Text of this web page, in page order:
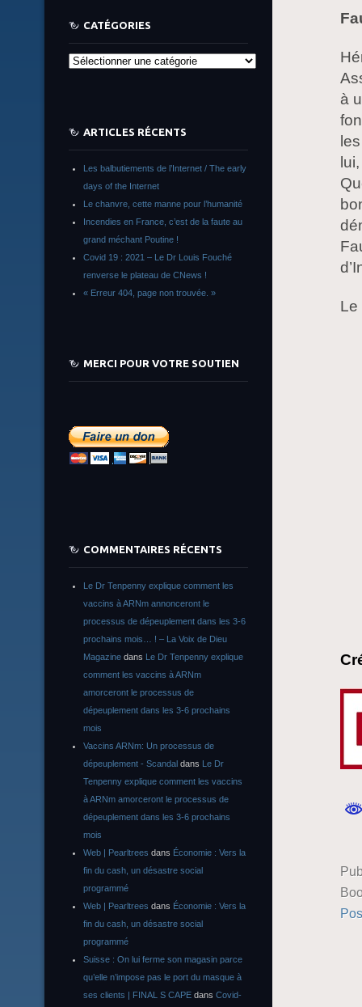
à
Le
CATÉGORIES
Catégories
ARTICLES RÉCENTS
Les balbutiements de l’Internet / The early
days of the Internet
Le chanvre, cette manne pour l’humanité
Incendies en France, c’est de la faute au
grand méchant Poutine !
Covid 19 : 2021 – Le Dr Louis Fouché
renverse le plateau de CNews !
« Erreur 404, page non trouvée. »
MERCI POUR VOTRE SOUTIEN
COMMENTAIRES RÉCENTS
Le Dr Tenpenny explique comment les
vaccins à ARNm annonceront le
processus de dépeuplement dans les 3-6
prochains mois… ! – La Voix de Dieu
Magazine dans Le Dr Tenpenny explique
comment les vaccins à ARNm
amorceront le processus de
dépeuplement dans les 3-6 prochains
mois
Vaccins ARNm: Un processus de
dépeuplement - Scandal dans Le Dr
Tenpenny explique comment les vaccins
à ARNm amorceront le processus de
dépeuplement dans les 3-6 prochains
mois
Web | Pearltrees dans Économie : Vers la
fin du cash, un désastre social
programmé
Web | Pearltrees dans Économie : Vers la
fin du cash, un désastre social
programmé
Suisse : On lui ferme son magasin parce
qu’elle n’impose pas le port du masque à
ses clients | FINAL S CAPE dans Covid-